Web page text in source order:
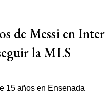
de Messi en Inter
la MLS